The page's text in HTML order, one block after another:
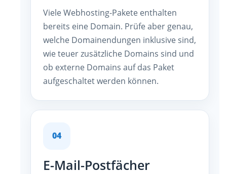
Viele Webhosting-Pakete enthalten
bereits eine Domain. Prüfe aber genau,
welche Domainendungen inklusive sind,
wie teuer zusätzliche Domains sind und
ob externe Domains auf das Paket
aufgeschaltet werden können.
04
E-Mail-Postfächer